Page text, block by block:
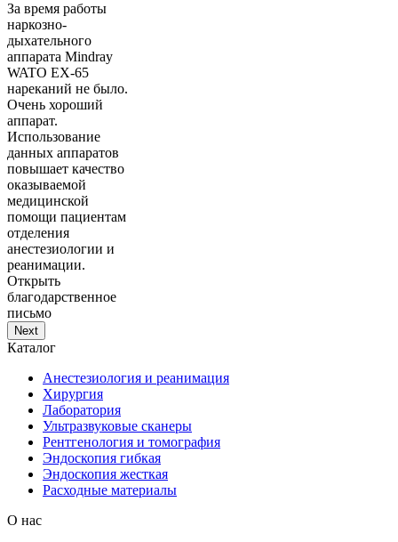
За время работы
наркозно-
дыхательного
аппарата Mindray
WATO EX-65
нареканий не было.
Очень хороший
аппарат.
Использование
данных аппаратов
повышает качество
оказываемой
медицинской
помощи пациентам
отделения
анестезиологии и
реанимации.
Открыть
благодарственное
письмо
Next
Каталог
Анестезиология и реанимация
Хирургия
Лаборатория
Ультразвуковые сканеры
Рентгенология и томография
Эндоскопия гибкая
Эндоскопия жесткая
Расходные материалы
О нас